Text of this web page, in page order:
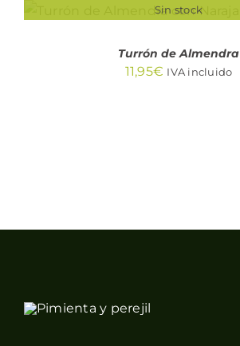
Sin stock
DETALLES
Turrón de Almendra
11,95€ IVA incluido